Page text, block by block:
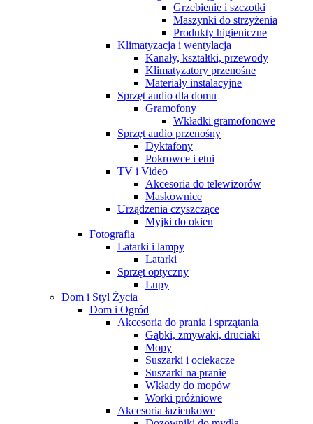
Grzebienie i szczotki
Maszynki do strzyżenia
Produkty higieniczne
Klimatyzacja i wentylacja
Kanały, kształtki, przewody
Klimatyzatory przenośne
Materiały instalacyjne
Sprzęt audio dla domu
Gramofony
Wkładki gramofonowe
Sprzęt audio przenośny
Dyktafony
Pokrowce i etui
TV i Video
Akcesoria do telewizorów
Maskownice
Urządzenia czyszczące
Myjki do okien
Fotografia
Latarki i lampy
Latarki
Sprzęt optyczny
Lupy
Dom i Styl Życia
Dom i Ogród
Akcesoria do prania i sprzątania
Gąbki, zmywaki, druciaki
Mopy
Suszarki i ociekacze
Suszarki na pranie
Wkłady do mopów
Worki próżniowe
Akcesoria łazienkowe